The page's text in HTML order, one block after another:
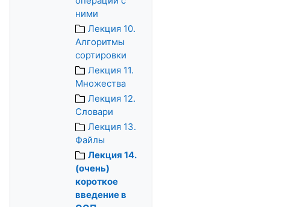
ними
Лекция 10.
Алгоритмы
сортировки
Лекция 11.
Множества
Лекция 12.
Словари
Лекция 13.
Файлы
Лекция 14.
(очень)
короткое
введение в